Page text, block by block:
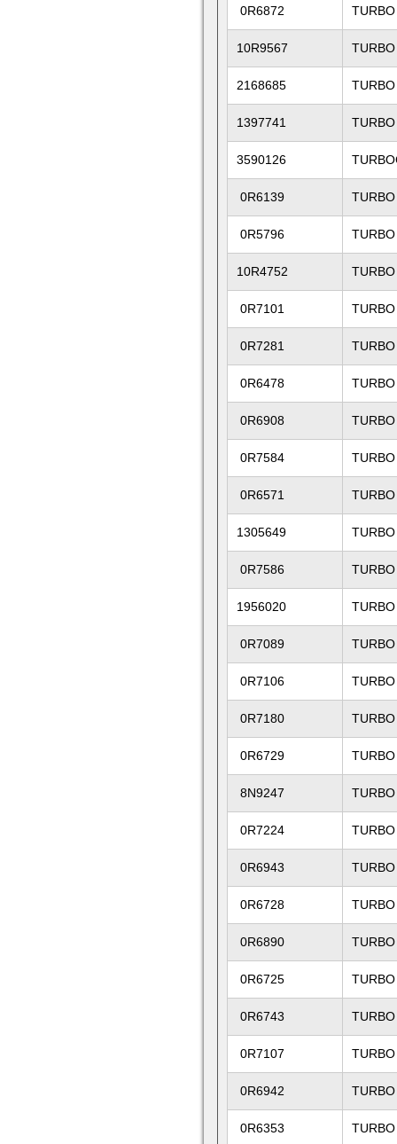
0R6872
10R9567
2168685
1397741
3590126
0R6139
0R5796
10R4752
0R7101
0R7281
0R6478
0R6908
0R7584
0R6571
1305649
0R7586
1956020
0R7089
0R7106
0R7180
0R6729
8N9247
0R7224
0R6943 TURBO
0R6728
0R6890
0R6725
0R6743
0R7107
0R6942 TURBO
0R6353